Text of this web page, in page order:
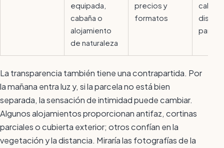
equipada,
cabaña o
alojamiento
de naturaleza
precios y
formatos
La transparencia también tiene una contrapartida. Por
la mañana entra luz y, si la parcela no está bien
separada, la sensación de intimidad puede cambiar.
Algunos alojamientos proporcionan antifaz, cortinas
parciales o cubierta exterior; otros confían en la
vegetación y la distancia. Miraría las fotografías de la